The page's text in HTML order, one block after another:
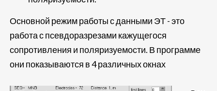
Основной режим работы с данными ЭТ - это
работа с псевдоразрезами кажущегося
сопротивления и поляризуемости. В программе
они показываются в 4 различных окнах